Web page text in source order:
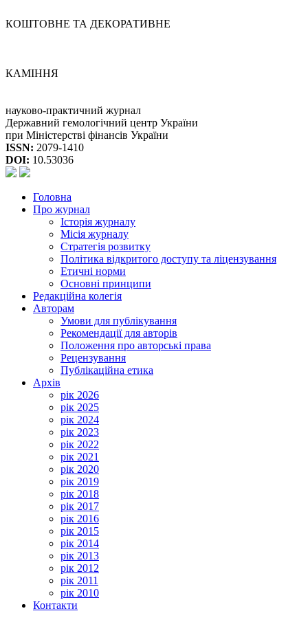
КОШТОВНЕ ТА ДЕКОРАТИВНЕ
КАМІННЯ
науково-практичний журнал
Державний гемологічний центр України
при Міністерстві фінансів України
ISSN: 2079-1410
DOI: 10.53036
Головна
Про журнал
Історія журналу
Місія журналу
Стратегія розвитку
Політика відкритого доступу та ліцензування
Етичні норми
Основні принципи
Редакційна колегія
Авторам
Умови для публікування
Рекомендації для авторів
Положення про авторські права
Рецензування
Публікаційна етика
Архів
рік 2026
рік 2025
рік 2024
рік 2023
рік 2022
рік 2021
рік 2020
рік 2019
рік 2018
рік 2017
рік 2016
рік 2015
рік 2014
рік 2013
рік 2012
рік 2011
рік 2010
Контакти